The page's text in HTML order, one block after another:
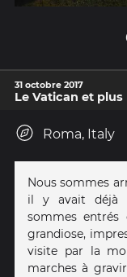
31 octobre 2017
Le Vatican et plus
Roma, Italy
Nous sommes
il y avait déjà
sommes entrés
grandiose,
visite par la
marches à